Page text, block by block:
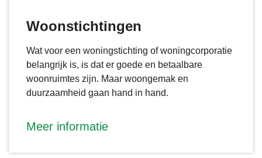
Woonstichtingen
Wat voor een woningstichting of woningcorporatie
belangrijk is, is dat er goede en betaalbare
woonruimtes zijn. Maar woongemak en
duurzaamheid gaan hand in hand.
Meer informatie